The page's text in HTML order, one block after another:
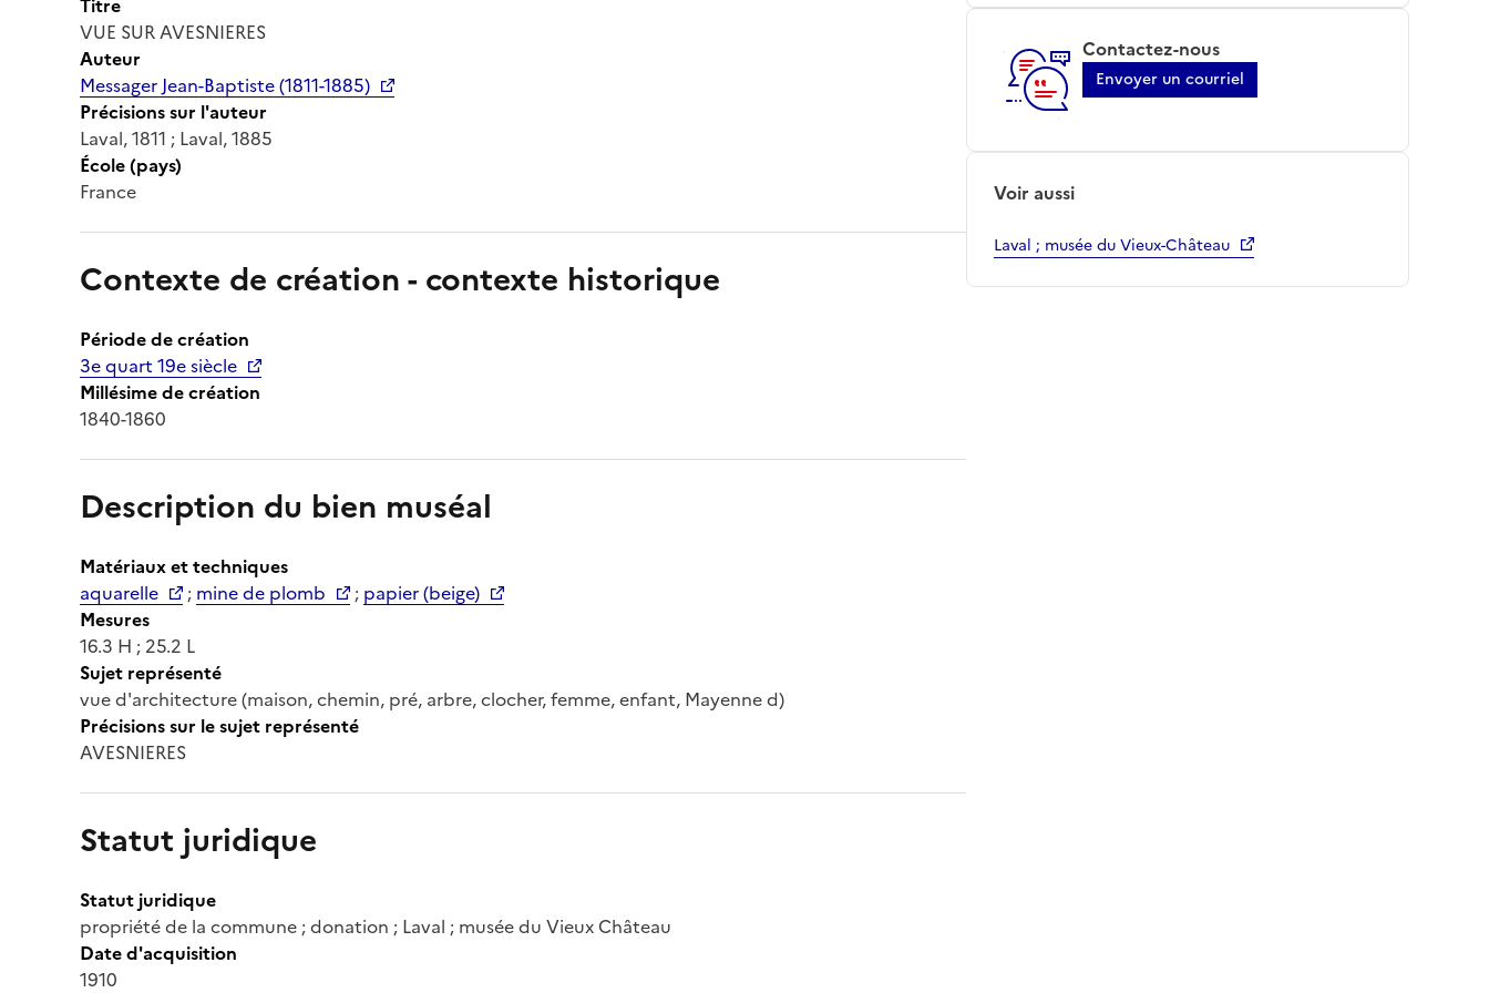
VUE SUR AVESNIERES
Auteur
Messager Jean-Baptiste (1811-1885)
Précisions sur l'auteur
Laval, 1811 ; Laval, 1885
École (pays)
France
Contexte de création - contexte historique
Période de création
3e quart 19e siècle
Millésime de création
1840-1860
Description du bien muséal
Matériaux et techniques
aquarelle
; mine de plomb ; papier (beige)
Mesures
16.3 H ; 25.2 L
Sujet représenté
vue d'architecture (maison, chemin, pré, arbre, clocher, femme, enfant, Mayenne d)
Précisions sur le sujet représenté
AVESNIERES
Statut juridique
Statut juridique
propriété de la commune ; donation ; Laval ; musée du Vieux Château
Date d'acquisition
1910
Contactez-nous
Envoyer un courriel
Voir aussi
Laval ; musée du Vieux-Château